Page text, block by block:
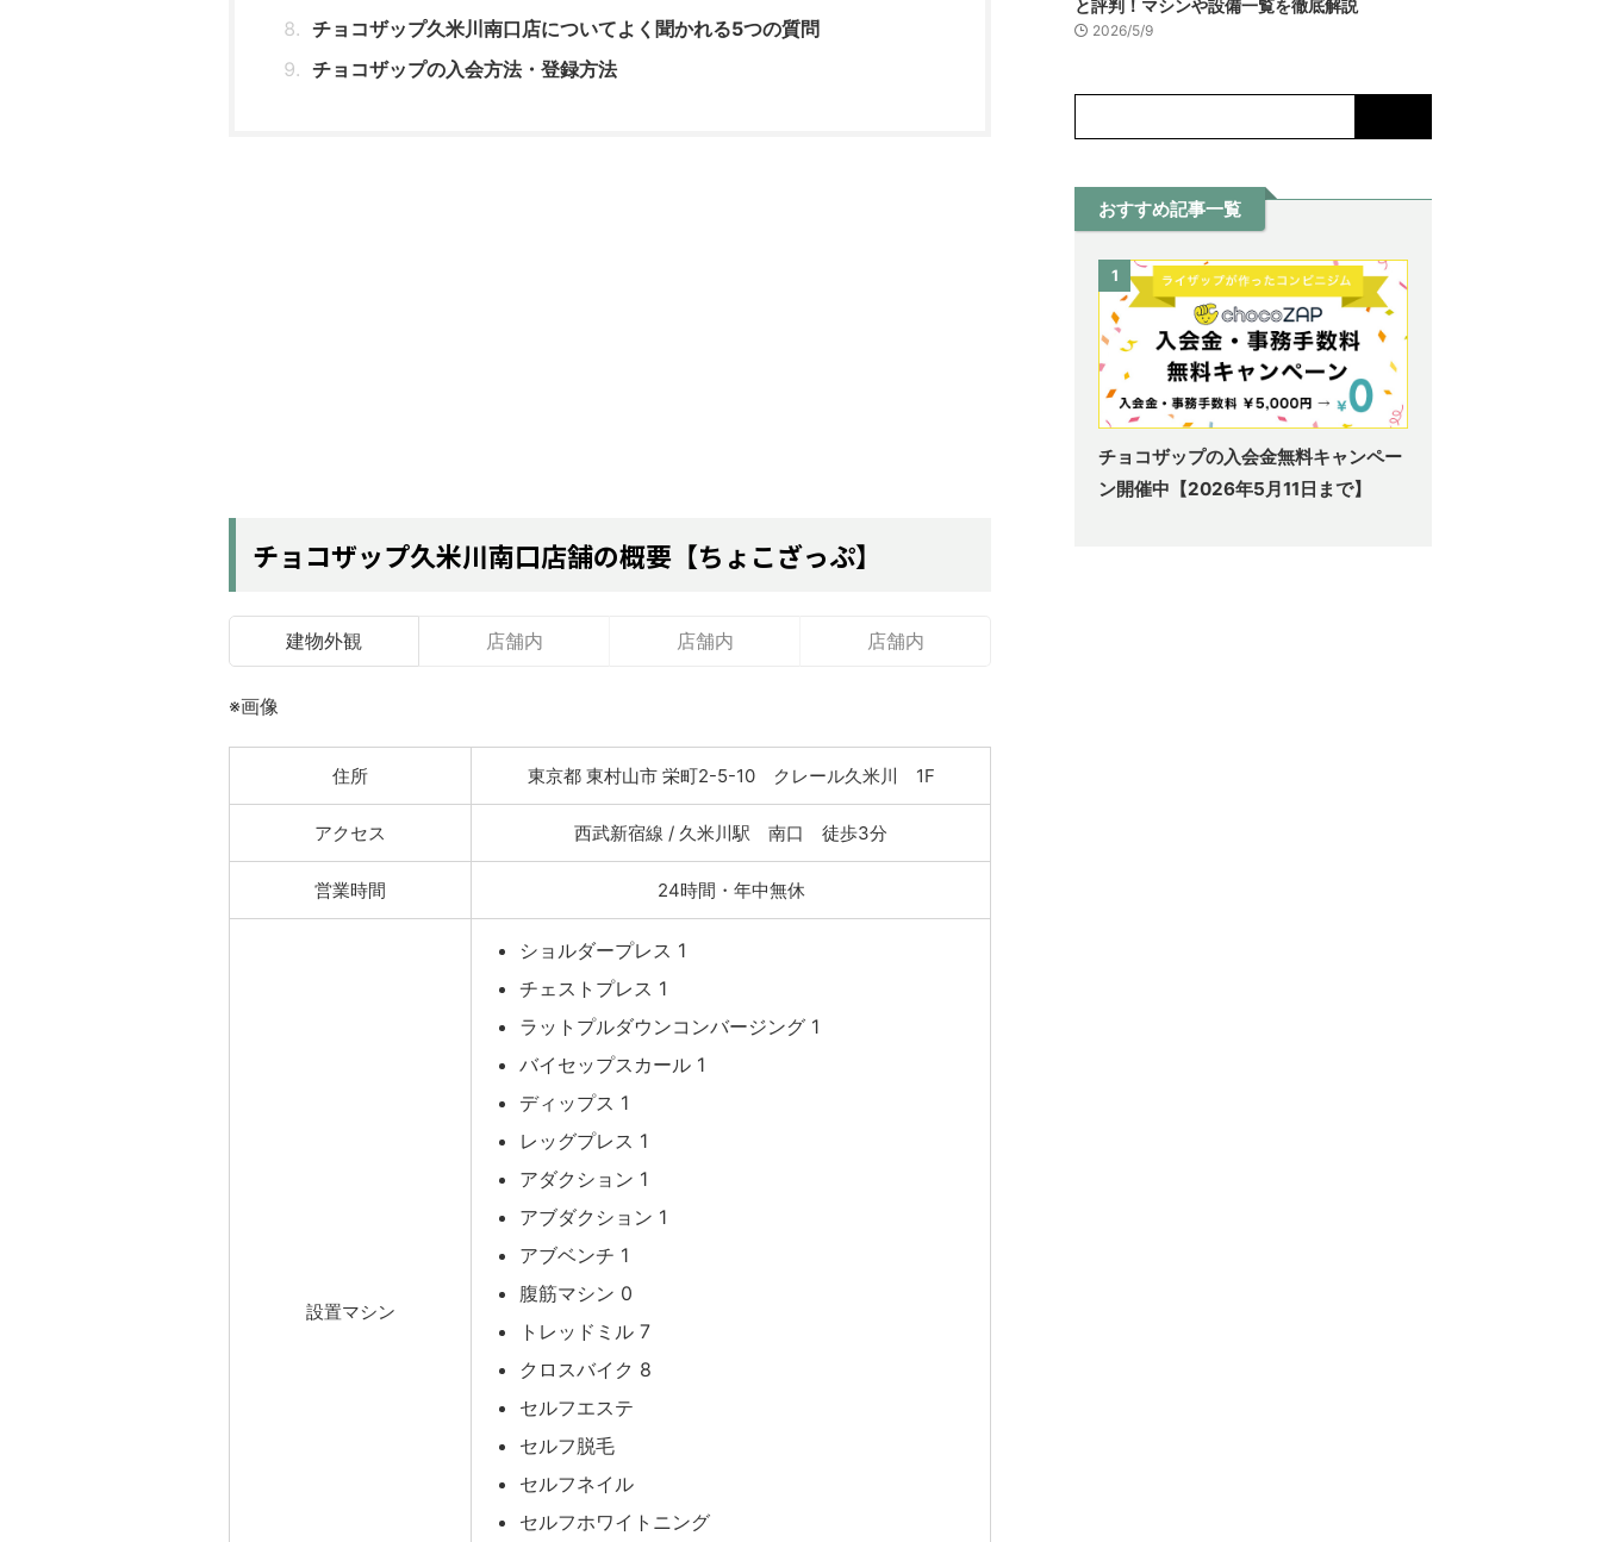
チョコザップ久米川南口店についてよく聞かれる5つの質問
チョコザップの入会方法・登録方法
チョコザップ久米川南口店舗の概要【ちょこざっぷ】
建物外観 店舗内 店舗内 店舗内
※画像
住所 東京都 東村山市 栄町2-5-10 クレール久米川 1F
アクセス 西武新宿線 / 久米川駅 南口 徒歩3分
営業時間 24時間・年中無休
設置マシン
ショルダープレス 1
チェストプレス 1
ラットプルダウンコンバージング 1
バイセップスカール 1
ディップス 1
レッグプレス 1
アダクション 1
アブダクション 1
アブベンチ 1
腹筋マシン 0
トレッドミル 7
クロスバイク 8
セルフエステ
セルフ脱毛
セルフネイル
セルフホワイトニング
と評判！マシンや設備一覧を徹底解説
2026/5/9
おすすめ記事一覧
1
チョコザップの入会金無料キャンペー
ン開催中【2026年5月11日まで】